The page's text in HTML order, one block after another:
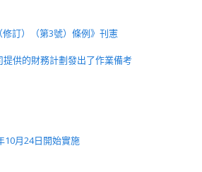
訂）（第3號）條例》刊憲
供的財務計劃發出了作業備考
10月24日開始實施